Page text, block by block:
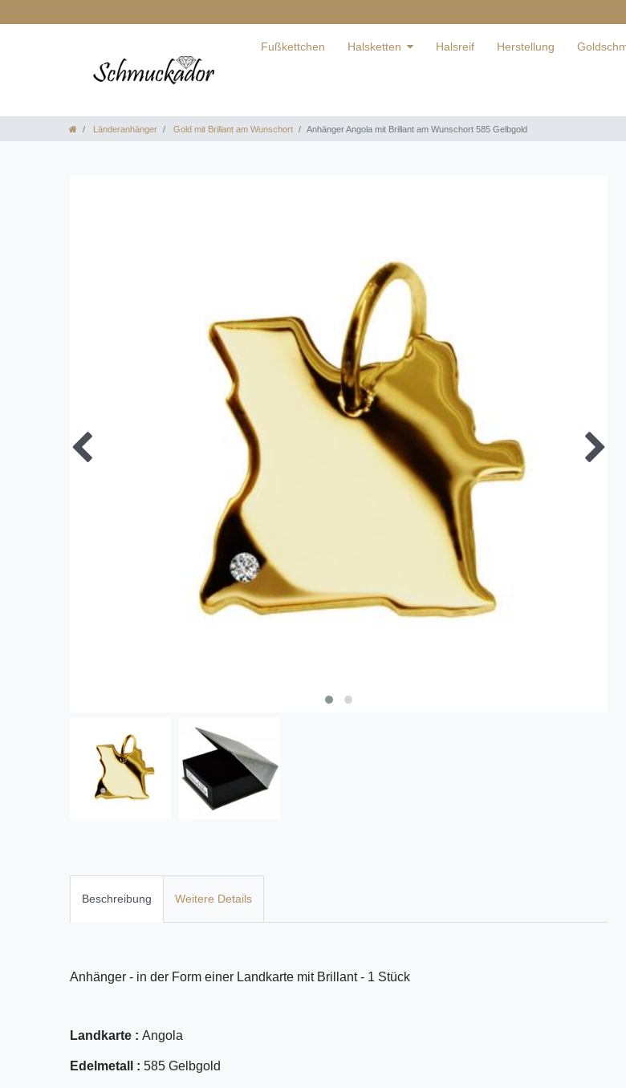
Fußkettchen Halsketten Halsreif Herstellung
Länderanhänger Gold mit Brillant am Wunschort Anhänger Angola mit Brillant am Wunschort 585 Gelbgold
Beschreibung Weitere Details
Anhänger - in der Form einer Landkarte mit Brillant - 1 Stück
Landkarte : Angola
Edelmetall : 585 Gelbgold